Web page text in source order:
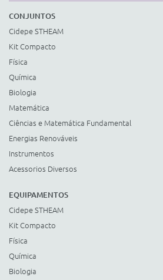
CONJUNTOS
Cidepe STHEAM
Kit Compacto
Física
Química
Biologia
Matemática
Ciências e Matemática Fundamental
Energias Renováveis
Instrumentos
Acessorios Diversos
EQUIPAMENTOS
Cidepe STHEAM
Kit Compacto
Física
Química
Biologia